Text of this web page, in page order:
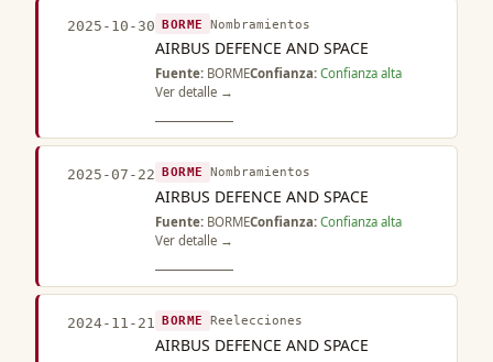
2025-10-30 BORME Nombramientos
AIRBUS DEFENCE AND SPACE
Fuente: BORMEConfianza: Confianza alta
Ver detalle →
2025-07-22 BORME Nombramientos
AIRBUS DEFENCE AND SPACE
Fuente: BORMEConfianza: Confianza alta
Ver detalle →
2024-11-21 BORME Reelecciones
AIRBUS DEFENCE AND SPACE